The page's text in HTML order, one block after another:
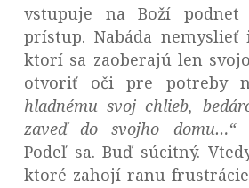
vstupuje na Boží
prístup. Nabáda nemyslieť
ktorí sa zaoberajú len
otvoriť oči pre potreby
hladnému svoj chlieb,
zaveď do svojho domu…“
Podeľ sa. Buď súcitný.
ktoré zahojí ranu